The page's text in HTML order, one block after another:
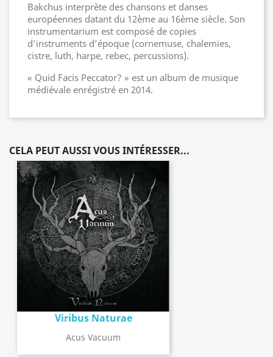
Bakchus interprète des chansons et danses
européennes datant du 12ème au 16ème siècle. Son
instrumentarium est composé de copies
d’instruments d’époque (cornemuse, chalemies,
cistre, luth, harpe, rebec, percussions).
« Quid Facis Peccator? » est un album de musique
médiévale enrégistré en 2014.
CELA PEUT AUSSI VOUS INTÉRESSER...
Viribus Naturae
Acus Vacuum